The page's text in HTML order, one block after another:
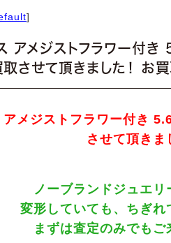
]
アメジストフラワー付
取させて頂きました！ お
メジストフラワー付き
させて頂きま
ノーブランドジュエリ
変形していても、ちぎれ
まずは査定のみでもご